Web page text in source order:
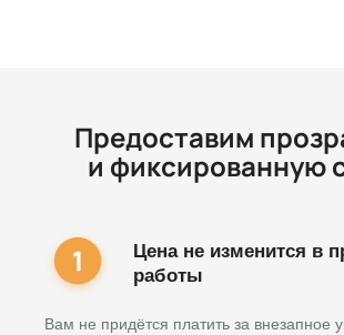
Предоставим
и фиксированную
Цена не изменится в
работы
Вам не придётся платить за внезапное